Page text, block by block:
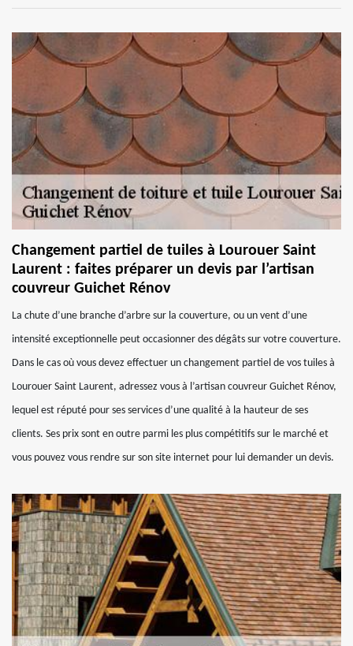
Changement partiel de tuiles à Lourouer Saint
Laurent : faites préparer un devis par l’artisan
couvreur Guichet Rénov
La chute d’une branche d’arbre sur la couverture, ou un vent d’une
intensité exceptionnelle peut occasionner des dégâts sur votre couverture.
Dans le cas où vous devez effectuer un changement partiel de vos tuiles à
Lourouer Saint Laurent, adressez vous à l’artisan couvreur Guichet Rénov,
lequel est réputé pour ses services d’une qualité à la hauteur de ses
clients. Ses prix sont en outre parmi les plus compétitifs sur le marché et
vous pouvez vous rendre sur son site internet pour lui demander un devis.